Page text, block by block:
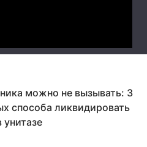
можно не вызывать: 3
способа ликвидировать
унитазе